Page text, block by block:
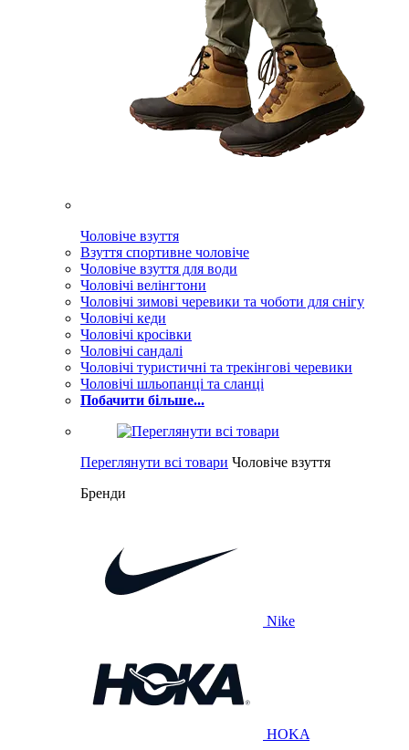
Чоловіче взуття
Взуття спортивне чоловіче
Чоловіче взуття для води
Чоловічі велінгтони
Чоловічі зимові черевики та чоботи для снігу
Чоловічі кеди
Чоловічі кросівки
Чоловічі сандалі
Чоловічі туристичні та трекінгові черевики
Чоловічі шльопанці та сланці
Побачити більше...
Переглянути всі товари Чоловіче взуття
Бренди
Nike
HOKA